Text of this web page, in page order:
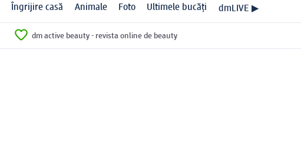
Îngrijire casă Animale Foto Ultimele bucăți dmLIVE ▶
dm active beauty - revista online de beauty